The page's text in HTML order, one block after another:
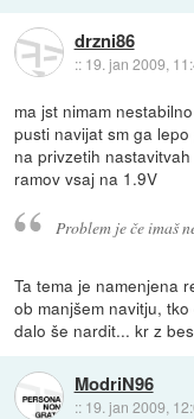
drzni86
:: 19. jan 2009,
ma jst nimam
pusti navijat sm ga
na privzetih
ramov vsaj na 1.9V
Problem je če imaš
Ta tema je namenjena
ob manjšem navitju,
dalo še nardit... kr z
ModriN96
:: 19. jan 2009,